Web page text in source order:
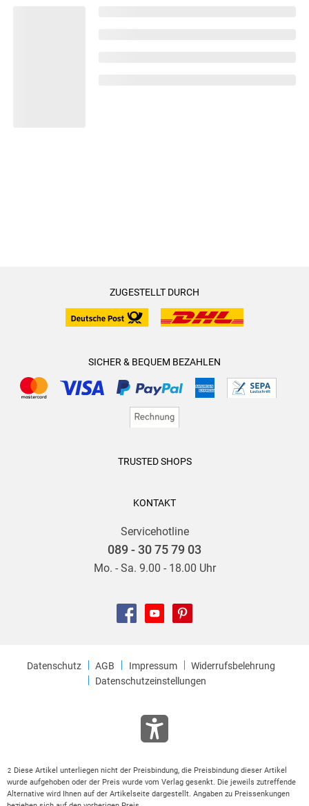
ZUGESTELLT DURCH
SICHER & BEQUEM BEZAHLEN
TRUSTED SHOPS
KONTAKT
Servicehotline
089 - 30 75 79 03
Mo. - Sa. 9.00 - 18.00 Uhr
Datenschutz AGB Impressum
Widerrufsbelehrung
Datenschutzeinstellungen
2
Diese Artikel unterliegen nicht der Preisbindung, die Preisbindung dieser Artikel
wurde aufgehoben oder der Preis wurde vom Verlag gesenkt. Die jeweils zutreffende
Alternative wird Ihnen auf der Artikelseite dargestellt. Angaben zu Preissenkungen